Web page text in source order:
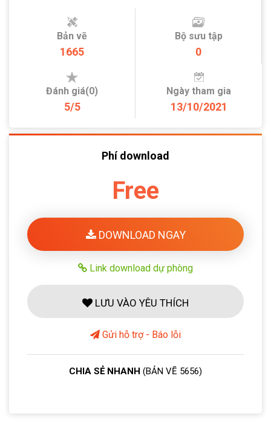
Bản vẽ
1665
Bộ sưu tập
0
Đánh giá(0)
5/5
Ngày tham gia
13/10/2021
Phí download
Free
DOWNLOAD NGAY
Link download dự phòng
LƯU VÀO YÊU THÍCH
Gửi hỗ trợ - Báo lỗi
CHIA SẺ NHANH (BẢN VẼ 5656)